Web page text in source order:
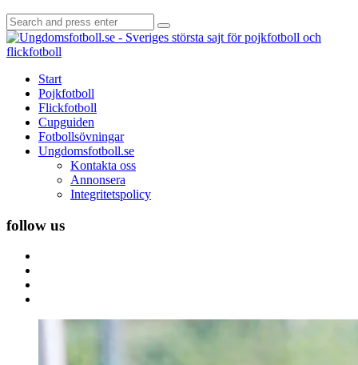
Search
for:
Search
Start
Pojkfotboll
Flickfotboll
Cupguiden
Fotbollsövningar
Ungdomsfotboll.se
Kontakta oss
Annonsera
Integritetspolicy
follow us